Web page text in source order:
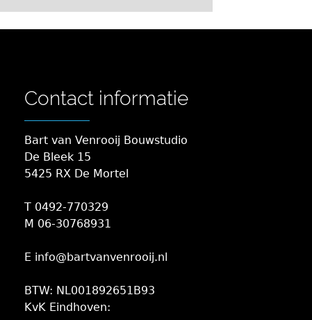
Contact informatie
Bart van Venrooij Bouwstudio
De Bleek 15
5425 RX De Mortel
T 0492-770329
M 06-30768931
E info@bartvanvenrooij.nl
BTW: NL001892651B93
KvK Eindhoven: